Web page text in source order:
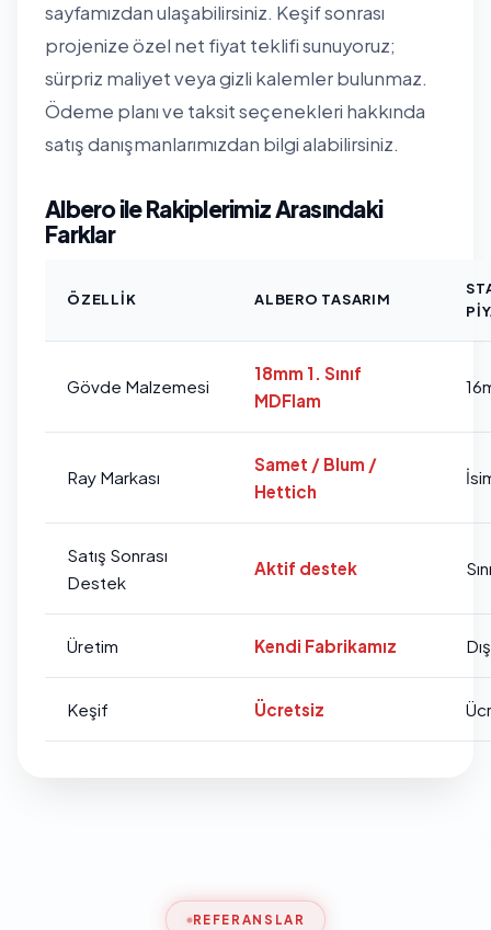
sayfamızdanulaşabilirsiniz. Keşif sonrası
projenize özel net fiyat teklifi sunuyoruz;
sürpriz maliyet veya gizli kalemler bulunmaz.
Ödeme planı ve taksit seçenekleri hakkında
satış danışmanlarımızdan bilgi alabilirsiniz.
Albero ile Rakiplerimiz Arasındaki
Farklar
ÖZELLIK ALBERO TASARIM
Gövde Malzemesi
18mm 1. Sınıf
MDFlam
Ray Markası
Samet / Blum /
Hettich
Satış Sonrası
Destek
Aktif destek
Üretim Kendi Fabrikamız
Keşif Ücretsiz
REFERANSLAR